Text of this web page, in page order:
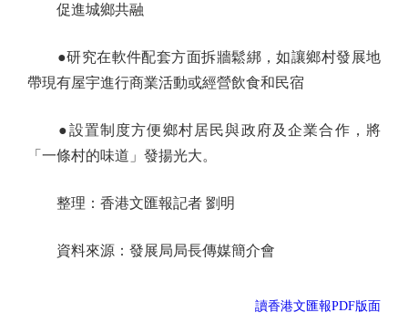
促進城鄉共融
●研究在軟件配套方面拆牆鬆綁，如讓鄉村發展地
帶現有屋宇進行商業活動或經營飲食和民宿
●設置制度方便鄉村居民與政府及企業合作，將
「一條村的味道」發揚光大。
整理：香港文匯報記者 劉明
資料來源：發展局局長傳媒簡介會
讀香港文匯報PDF版面